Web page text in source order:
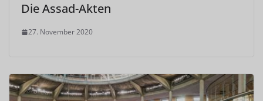
Die Assad-Akten
27. November 2020